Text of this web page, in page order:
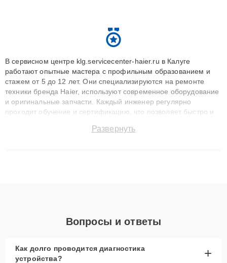
В сервисном центре klg.servicecenter-haier.ru в Калуге
работают опытные мастера с профильным образованием и
стажем от 5 до 12 лет. Они специализируются на ремонте
техники бренда Haier, используют современное оборудование
и оригинальные запчасти. Каждый инженер регулярно
проходит обучение и сертификацию, что позволяет быстро и
сохранением гарантии до 3 лет. Наши мастера решают
Развернуть
Вопросы и ответы
Как долго проводится диагностика
устройства?
+